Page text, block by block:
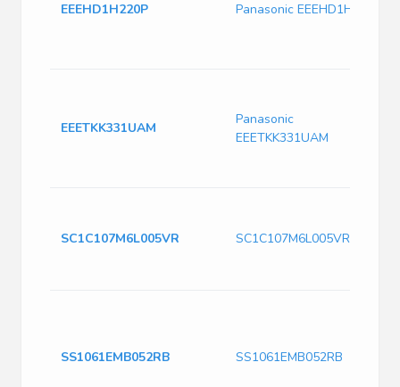
EEEHD1H220P Panasonic EEEHD1H220P
EEETKK331UAM
Panasonic
EEETKK331UAM
SC1C107M6L005VR SC1C107M6L005VR
SS1061EMB052RB SS1061EMB052RB